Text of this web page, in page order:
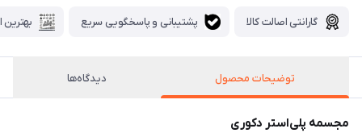
گارانتی اصالت کالا پشتیبانی و پاسخگویی سریع بهترین
توضیحات محصول دیدگاه‌ها
مجسمه پلی‌استر دکوری